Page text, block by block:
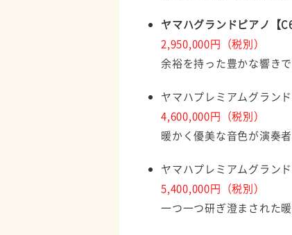
ヤマハグランドピアノ【
2,950,000円（税別）
余裕を持った豊かな響き
ヤマハプレミアムグランド
4,600,000円（税別）
暖かく優美な音色が演奏
ヤマハプレミアムグランド
5,400,000円（税別）
一つ一つ研ぎ澄まされた